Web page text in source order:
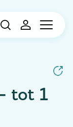
tot 1